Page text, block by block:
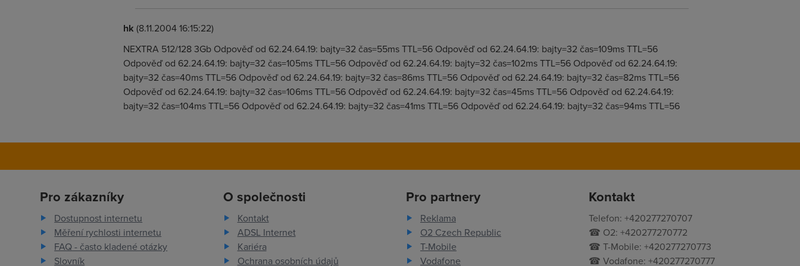
hk (8.11.2004 16:15:22)
NEXTRA 512/128 3Gb Odpověď od 62.24.64.19: bajty=32 čas=55ms TTL=56 Odpověď od 62.24.64.19: bajty=32 čas=109ms TTL=56
Odpověď od 62.24.64.19: bajty=32 čas=105ms TTL=56 Odpověď od 62.24.64.19: bajty=32 čas=102ms TTL=56 Odpověď od 62.24.64.19:
bajty=32 čas=40ms TTL=56 Odpověď od 62.24.64.19: bajty=32 čas=86ms TTL=56 Odpověď od 62.24.64.19: bajty=32 čas=82ms TTL=56
Odpověď od 62.24.64.19: bajty=32 čas=106ms TTL=56 Odpověď od 62.24.64.19: bajty=32 čas=45ms TTL=56 Odpověď od 62.24.64.19:
bajty=32 čas=104ms TTL=56 Odpověď od 62.24.64.19: bajty=32 čas=41ms TTL=56 Odpověď od 62.24.64.19: bajty=32 čas=94ms TTL=56
Pro zákazníky
Dostupnost internetu
Měření rychlosti internetu
FAQ - často kladené otázky
Slovník
O společnosti
Kontakt
ADSL Internet
Kariéra
Ochrana osobních údajů
Pro partnery
Reklama
O2 Czech Republic
T-Mobile
Vodafone
Kontakt
Telefon: +420277270707
☎ O2: +420277270772
☎ T-Mobile: +420277270773
☎ Vodafone: +420277270777